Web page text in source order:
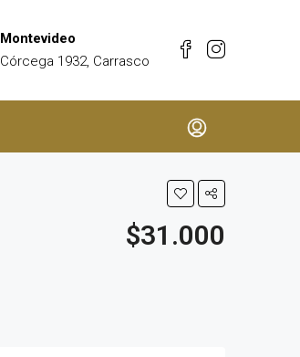
Montevideo
Córcega 1932, Carrasco
$31.000